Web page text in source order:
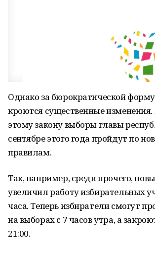
Однако за бюрократической
кроются существенные
этому закону выборы главы
сентябре этого года пройдут по
правилам.
Так, например, среди прочего,
увеличил работу избирательных
часа. Теперь избиратели смогут
на выборах с 7 часов утра, а
21:00.